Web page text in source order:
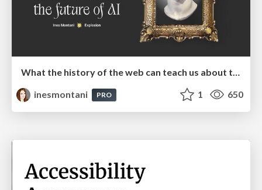
What the history of the web can teach us about the future of AI
inesmontani
PRO 1 650